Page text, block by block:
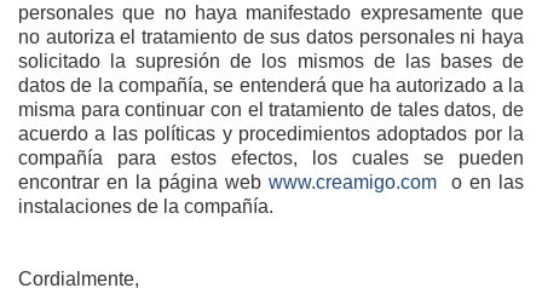
personales que no haya manifestado expresamente que
no autoriza el tratamiento de sus datos personales ni haya
solicitado la supresión de los mismos de las bases de
datos de la compañía, se entenderá que ha autorizado a la
misma para continuar con el tratamiento de tales datos, de
acuerdo a las políticas y procedimientos adoptados por la
compañía para estos efectos, los cuales se pueden
encontrar en la página web www.creamigo.com
o en las
instalaciones de la compañía.
Cordialmente,